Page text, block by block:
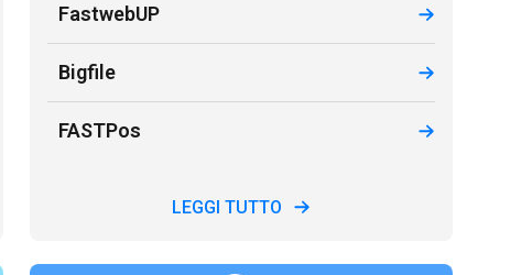
FastwebUP
Bigfile
FASTPos
LEGGI TUTTO